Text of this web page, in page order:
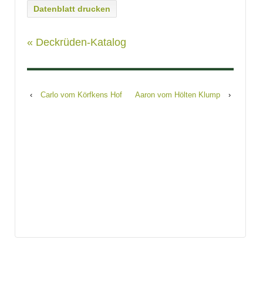
Datenblatt drucken
« Deckrüden-Katalog
‹ Carlo vom Körfkens Hof Aaron vom Hölten Klump ›